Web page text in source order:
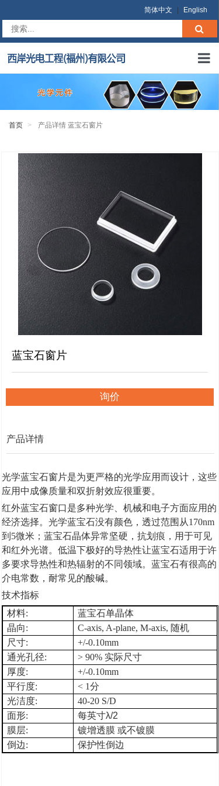
简体中文 English
关于
首页 产品详情 蓝宝石窗片
光学蓝宝石窗片是为更严格的光学应用而设计，这些
应用中成像质量和双折射效应很重要。
红外蓝宝石窗口是多种光学、机械和电子方面应用的
经济选择。光学蓝宝石没有颜色，透过范围从170nm
到5微米；蓝宝石晶体异常坚硬，抗划痕，用于可见
和红外光谱。低温下极好的导热性让蓝宝石适用于许
多要求导热性和热辐射的不同领域。蓝宝石有很高的
介电常数，耐常见的酸碱。
技术指标
材料:
蓝宝石单晶体
晶向: C-axis, A-plane, M-axis, 随机
尺寸:
+/-0.10mm
通光孔径:
> 90% 实际尺寸
厚度:
+/-0.10mm
平行度:
< 1分
光洁度:
40-20 S/D
面形: 每英寸λ/2
膜层: 镀增透膜 或不镀膜
倒边: 保护性倒边
产品详情
询价
蓝宝石窗片